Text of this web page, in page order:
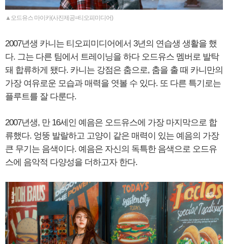
▲오드유스 마이카(사진제공=티오피미디어)
2007년생 카니는 티오피미디어에서 3년의 연습생 생활을 했
다. 그는 다른 팀에서 트레이닝을 하다 오드유스 멤버로 발탁
돼 합류하게 됐다. 카니는 강점은 춤으로, 춤을 출 때 카니만의
가장 여유로운 모습과 매력을 엿볼 수 있다. 또 다른 특기로는
플루트를 잘 다룬다.
2007년생, 만 16세인 예음은 오드유스에 가장 마지막으로 합
류했다. 엉뚱 발랄하고 고양이 같은 매력이 있는 예음의 가장
큰 무기는 음색이다. 예음은 자신의 독특한 음색으로 오드유
스에 음악적 다양성을 더하고자 한다.